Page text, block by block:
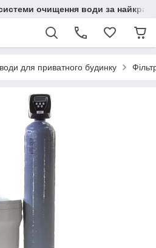
очищення води за
для приватного будинку